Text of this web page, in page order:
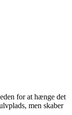
for at hænge det
men skaber